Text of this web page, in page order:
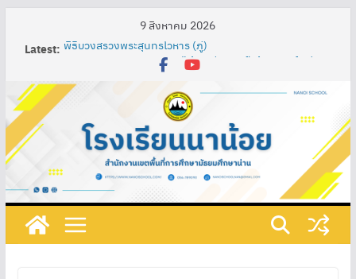
9 สิงหาคม 2026
Latest: พิธีบวงสรวงพระสุนทรโวหาร (ภู่)
Nan Impression Art Lab” ห้องเรียนศิลป์สร้างสรรค์ : น่าน
ในมุมมองอิมเพรสชั่นนิสต์ ผ่านกระบวนการจัดการเรียนรู้
เทคนิค SAND Model เพื่อพัฒนาความรู้ความเข้าใจในศิลปะ
ท้องถิ่น ผสมผสานกับศิลปะสากลของนักเรียนชั้น
มัธยมศึกษาปีที่ 3
การพัฒนาสื่อการเรียนรู้ปฏิสัมพันธ์ เรื่อง วงจรไฟฟ้าอย่าง
ง่าย โดยใช้โปรแกรม ClassPoint ร่วมกับห้องเรียนออนไลน์
และชุดอุปกรณ์ต่อวงจรไฟฟ้า รายวิชาการออกแบบและ
เทคโนโลยี ชั้นมัธยมศึกษาปีที่ 1 โรงเรียนนาน้อย
กิจกรรมวันภาษาไทยแห่งชาติและสัปดาห์ห้องสมุด ประจำปี
การศึกษา ๒๕๖๘
ที่ 219/2568 เรื่อง แต่งตั้งคณะกรรมการดําเนินงานเตรียม